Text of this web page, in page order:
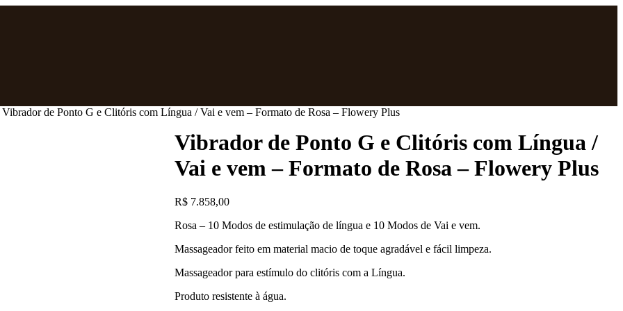
Vibrador de Ponto G e Clitóris com Língua / Vai e vem – Formato de Rosa – Flowery Plus
Vibrador de Ponto G e Clitóris com Língua /
Vai e vem – Formato de Rosa – Flowery Plus
R$7.858,00
Rosa – 10 Modos de estimulação de língua e 10 Modos de Vai e vem.
Massageador feito em material macio de toque agradável e fácil limpeza.
Massageador para estímulo do clitóris com a Língua.
Produto resistente à água.